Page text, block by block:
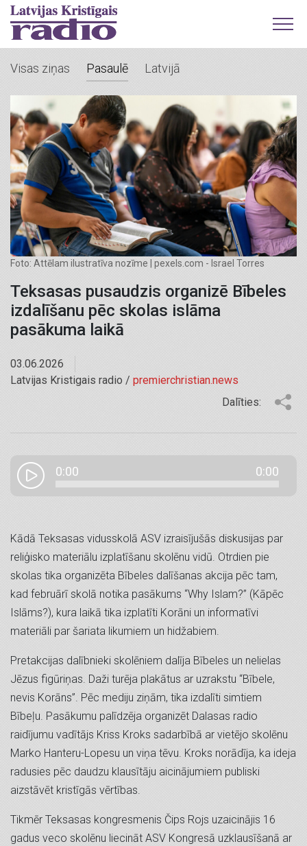
Visas ziņas Pasaulē Latvijā
Foto: Attēlam ilustratīva nozīme | pexels.com - Israel Torres
Teksasas pusaudzis organizē Bībeles
izdalīšanu pēc skolas islāma
pasākuma laikā
03.06.2026
Latvijas Kristigais radio / premierchristian.news
Dalīties:
0:00 0:00
Kādā Teksasas vidusskolā ASV izraisījušās diskusijas par
reliģisko materiālu izplatīšanu skolēnu vidū. Otrdien pie
skolas tika organizēta Bībeles dalīšanas akcija pēc tam,
kad februārī skolā notika pasākums “Why Islam?” (Kāpēc
Islāms?), kura laikā tika izplatīti Korāni un informatīvi
materiāli par šariata likumiem un hidžabiem.
Pretakcijas dalībnieki skolēniem dalīja Bībeles un nelielas
Jēzus figūriņas. Daži turēja plakātus ar uzrakstu “Bībele,
nevis Korāns”. Pēc mediju ziņām, tika izdalīti simtiem
Bībeļu. Pasākumu palīdzēja organizēt Dalasas radio
raidījumu vadītājs Kriss Kroks sadarbībā ar vietējo skolēnu
Marko Hanteru-Lopesu un viņa tēvu. Kroks norādīja, ka ideja
radusies pēc daudzu klausītāju aicinājumiem publiski
aizstāvēt kristīgās vērtības.
Tikmēr Teksasas kongresmenis Čips Rojs uzaicinājis 16
gadus veco skolēnu liecināt ASV Kongresā uzklausīšanā ar